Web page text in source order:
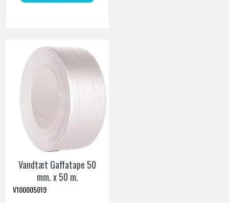
Vandtæt Gaffatape 50
mm. x 50 m.
V100005019